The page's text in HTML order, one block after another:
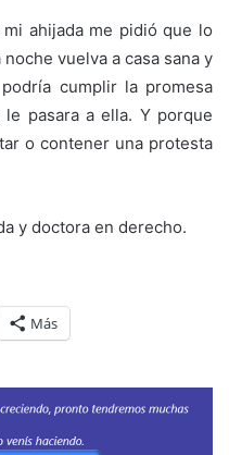
ahijada me pidió que lo
vuelva a casa sana y
cumplir la promesa
pasara a ella. Y porque
o contener una protesta
y doctora en derecho.
Más